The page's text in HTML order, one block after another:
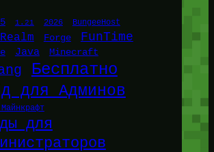
1.21 2026 BungeeHost
Forge FunTime
Java Minecraft
Бесплатно
для Админов
для